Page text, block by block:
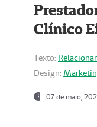
Clínico
Texto:
Design:
07 de maio,